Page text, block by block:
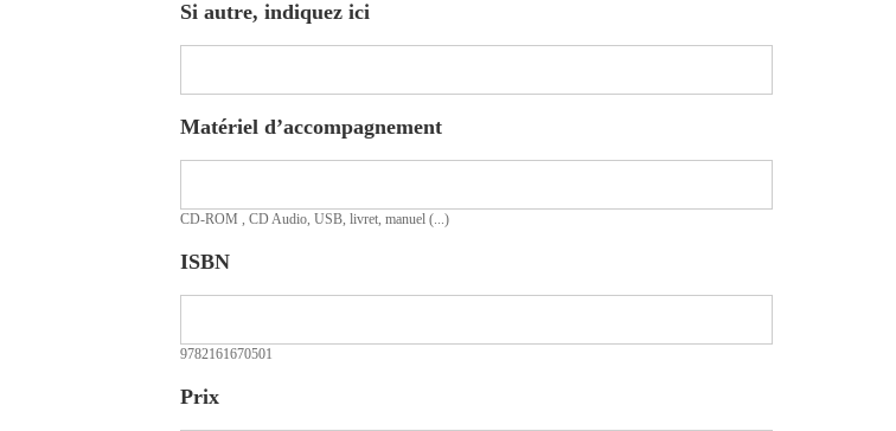
Si autre, indiquez ici
Matériel d’accompagnement
CD-ROM , CD Audio, USB, livret, manuel (...)
ISBN
9782161670501
Prix